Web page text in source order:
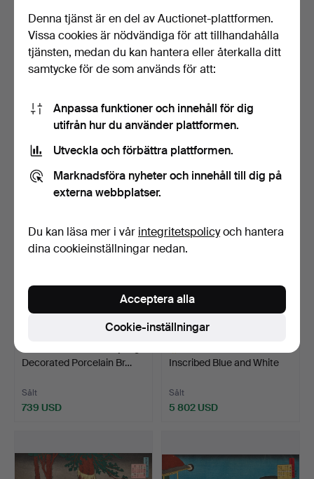
2153
A Chinese Rouleau
Sålt
1 372 USD
2025.A Thai / Siam
Silver Tazza.
Sålt
9 180 USD
Decorated Porcelain Br…
Sålt
739 USD
Inscribed Blue and White
Sålt
5 802 USD
Denna tjänst är en del av Auctionet-plattformen.
Vissa cookies är nödvändiga för att tillhandahålla
tjänsten, medan du kan hantera eller återkalla ditt
samtycke för de som används för att:
Anpassa funktioner och innehåll för dig
utifrån hur du använder plattformen.
Utveckla och förbättra plattformen.
Marknadsföra nyheter och innehåll till dig på
externa webbplatser.
Du kan läsa mer i vår integritetspolicyoch hantera
dina cookieinställningar nedan.
Cookie-inställningar
Acceptera alla